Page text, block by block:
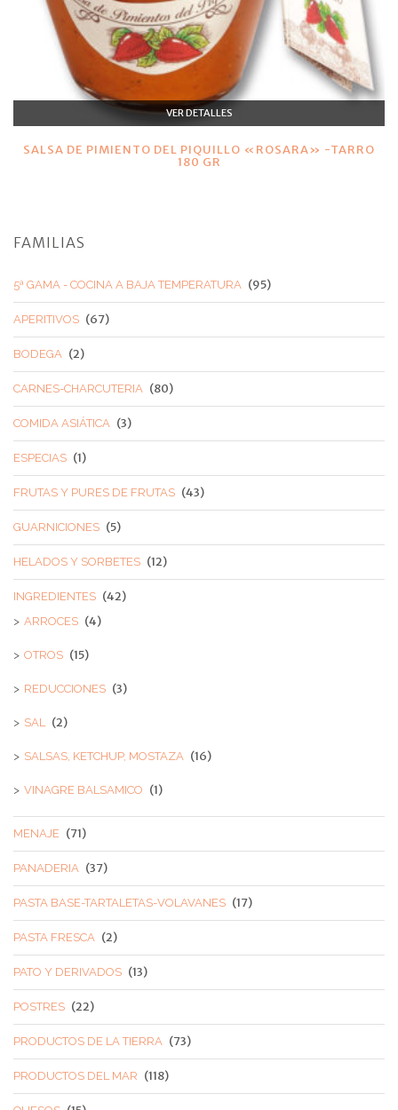
VER DETALLES
SALSA DE PIMIENTO DEL PIQUILLO «ROSARA» -TARRO
180 GR
FAMILIAS
5ª GAMA - COCINA A BAJA TEMPERATURA (95)
APERITIVOS (67)
BODEGA (2)
CARNES-CHARCUTERIA (80)
COMIDA ASIÁTICA (3)
ESPECIAS (1)
FRUTAS Y PURES DE FRUTAS (43)
GUARNICIONES (5)
HELADOS Y SORBETES (12)
INGREDIENTES (42)
ARROCES (4)
OTROS (15)
REDUCCIONES (3)
SAL (2)
SALSAS, KETCHUP, MOSTAZA (16)
VINAGRE BALSAMICO (1)
MENAJE (71)
PANADERIA (37)
PASTA BASE-TARTALETAS-VOLAVANES (17)
PASTA FRESCA (2)
PATO Y DERIVADOS (13)
POSTRES (22)
PRODUCTOS DE LA TIERRA (73)
PRODUCTOS DEL MAR (118)